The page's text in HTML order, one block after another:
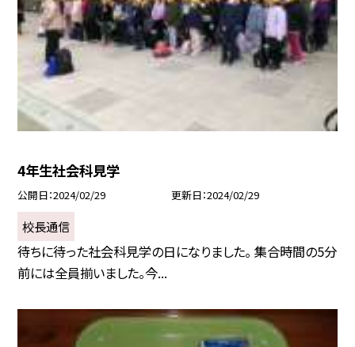
4年生社会科見学
公開日 2024/02/29 更新日 2024/02/29
校長通信
待ちに待った社会科見学の日になりました。 集合時間の5分
前には全員揃いました。今...